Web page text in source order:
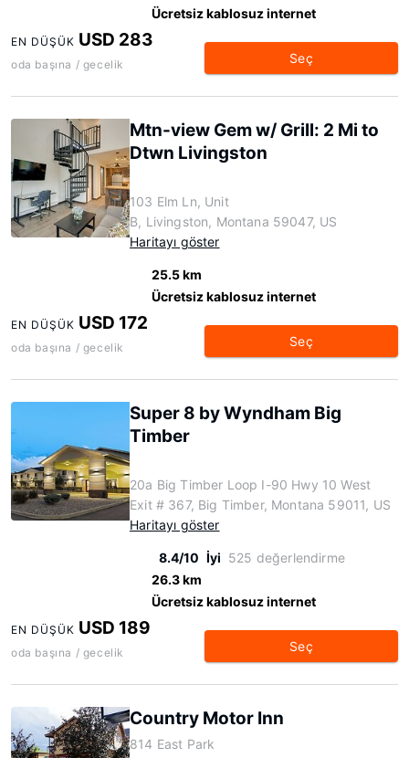
Ücretsiz kablosuz internet
EN DÜŞÜK USD 283
oda başına / gecelik Seç
Mtn-view Gem w/ Grill: 2 Mi to
Dtwn Livingston
103 Elm Ln, Unit
B, Livingston, Montana 59047, US
Haritayı göster
25.5 km
Ücretsiz kablosuz internet
EN DÜŞÜK USD 172
oda başına / gecelik Seç
Super 8 by Wyndham Big
Timber
20a Big Timber Loop I-90 Hwy 10 West
Exit # 367, Big Timber, Montana 59011, US
Haritayı göster
8.4/10 İyi 525 değerlendirme
26.3 km
Ücretsiz kablosuz internet
EN DÜŞÜK USD 189
oda başına / gecelik Seç
Country Motor Inn
814 East Park